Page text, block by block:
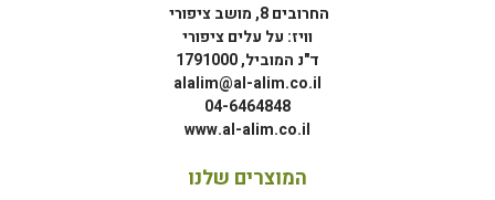
החרובים 8, מושב ציפורי
וויז: על עלים ציפורי
ד"נ המוביל, 1791000
alalim@al-alim.co.il
04-6464848
www.al-alim.co.il
המוצרים שלנו